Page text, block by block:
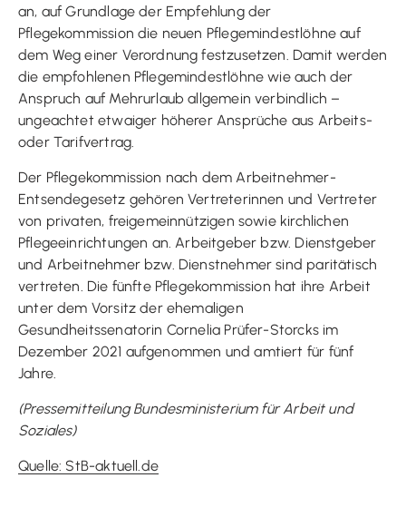
an, auf Grundlage der Empfehlung der
Pflegekommission die neuen Pflegemindestlöhne auf
dem Weg einer Verordnung festzusetzen. Damit werden
die empfohlenen Pflegemindestlöhne wie auch der
Anspruch auf Mehrurlaub allgemein verbindlich –
ungeachtet etwaiger höherer Ansprüche aus Arbeits-
oder Tarifvertrag.
Der Pflegekommission nach dem Arbeitnehmer-
Entsendegesetz gehören Vertreterinnen und Vertreter
von privaten, freigemeinnützigen sowie kirchlichen
Pflegeeinrichtungen an. Arbeitgeber bzw. Dienstgeber
und Arbeitnehmer bzw. Dienstnehmer sind paritätisch
vertreten. Die fünfte Pflegekommission hat ihre Arbeit
unter dem Vorsitz der ehemaligen
Gesundheitssenatorin Cornelia Prüfer-Storcks im
Dezember 2021 aufgenommen und amtiert für fünf
Jahre.
(Pressemitteilung Bundesministerium für Arbeit und
Soziales)
Quelle: StB-aktuell.de